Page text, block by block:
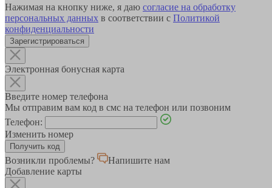
Нажимая на кнопку ниже, я даю согласие на обработку
персональных данных в соответствии с Политикой
конфиденциальности
Зарегистрироваться
Электронная бонусная карта
Введите номер телефона
Мы отправим вам код в смс на телефон или позвоним
Телефон:
Изменить номер
Возникли проблемы?
Напишите нам
Добавление карты